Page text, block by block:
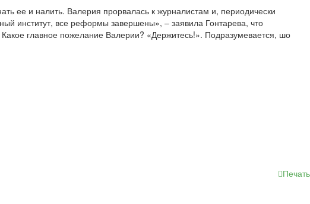
ее и налить. Валерия прорвалась к журналистам и, периодически
институт, все реформы завершены», – заявила Гонтарева, что
главное пожелание Валерии? «Держитесь!». Подразумевается, шо
Печать